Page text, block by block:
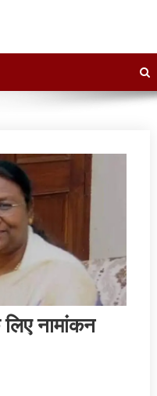
नामांकन